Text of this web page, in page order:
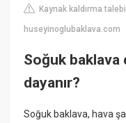
Kaynak kaldırma talebi
huseyinoglubaklava.com
Soğuk baklava
dayanır?
Soğuk baklava, hava